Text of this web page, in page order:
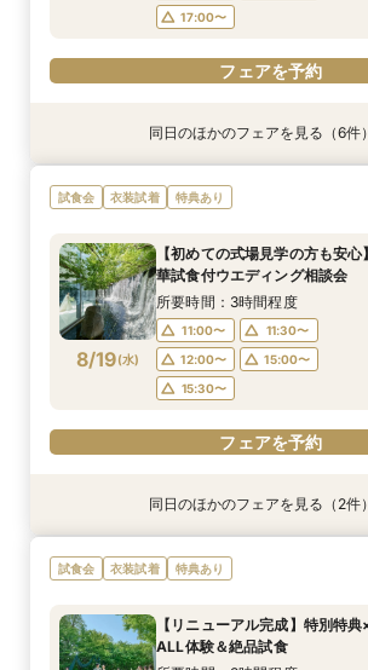
17:00〜
フェアを予約
衣装試着 特典あり
8/16(日)
【少人数プラン相談会】専用の
贅沢無料試食
8:30〜
8:45〜
9:00〜
13:30〜
14:00〜
フェアを予約
特典あり
8/16(日)
【神前挙式をご検討の方へ】神
フレンチ無料試食
8:30〜
8:45〜
9:00〜
13:30〜
14:00〜
フェアを予約
特典あり
8/16(日)
【初めての式場見学の方も安心
エディング相談会
8:30〜
8:45〜
9:00〜
13:30〜
14:00〜
フェアを予約
衣装試着 特典あり
8/16(日)
《新チャペルOPEN記念◆8大
チュラルチャペル体験
8:30〜
8:45〜
9:00〜
13:30〜
14:00〜
フェアを予約
衣装試着 特典あり
8/16(日)
マイナビ限定【料理重視派必
懐石フレンチコース美食会
8:30〜
8:45〜
9:00〜
13:30〜
14:00〜
フェアを予約
衣装試着 特典あり
8/16(日)
マイナビ限定【料理重視派必
懐石フレンチコース美食会
8:30〜
8:45〜
9:00〜
13:30〜
14:00〜
フェアを予約
同日のほかのフェアを見る（6件）
試食会 衣装試着 特典あり
8/19(水)
【初めての式場見学の方も安
華試食付ウエディング相談会
所要時間：3時間程度
11:00〜
11:30〜
12:00〜
15:00〜
15:30〜
フェアを予約
衣装試着 特典あり
【少人数プラン相談会】専用の
贅沢無料試食
11:00〜
11:30〜
特典あり
マイナビ限定★当館人気NO,1◆
わせ絆牛」絶品試食付◆
11:00〜
11:30〜
同日のほかのフェアを見る（2件）
試食会 衣装試着 特典あり
【リニューアル完成】特別特
ALL体験＆絶品試食